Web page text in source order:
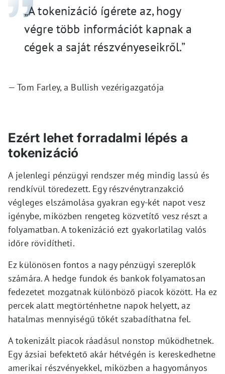
„A tokenizáció ígérete az, hogy
végre több információt kapnak a
cégek a saját részvényeseikről.”
— Tom Farley, a Bullish vezérigazgatója
Ezért lehet forradalmi lépés a
tokenizáció
A jelenlegi pénzügyi rendszer még mindig lassú és
rendkívül töredezett. Egy részvénytranzakció
végleges elszámolása gyakran egy-két napot vesz
igénybe, miközben rengeteg közvetítő vesz részt a
folyamatban. A tokenizáció ezt gyakorlatilag valós
időre rövidítheti.
Ez különösen fontos a nagy pénzügyi szereplők
számára. A hedge fundok és bankok folyamatosan
fedezetet mozgatnak különböző piacok között. Ha ez
percek alatt megtörténhetne napok helyett, az
hatalmas mennyiségű tőkét szabadíthatna fel.
A tokenizált piacok ráadásul nonstop működhetnek.
Egy ázsiai befektető akár hétvégén is kereskedhetne
amerikai részvényekkel, miközben a hagyományos